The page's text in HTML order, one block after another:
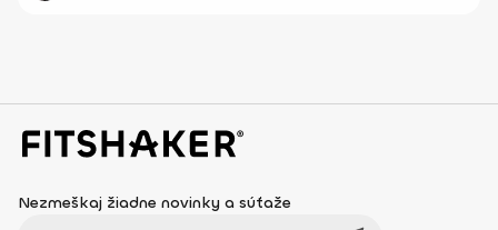
Nezmeškaj žiadne novinky a súťaže